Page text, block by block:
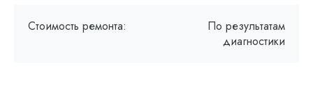
Стоимость ремонта:
По результатам
диагностики